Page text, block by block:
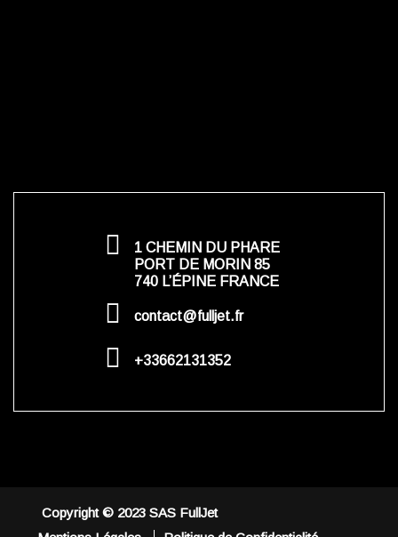
1 CHEMIN DU PHARE
PORT DE MORIN 85
740 L’ÉPINE FRANCE
contact@fulljet.fr
+33662131352
Copyright © 2023 SAS FullJet